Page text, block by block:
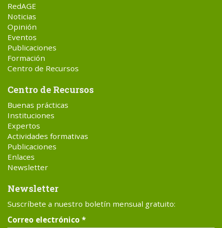
RedAGE
Noticias
Opinión
Eventos
Publicaciones
Formación
Centro de Recursos
Centro de Recursos
Buenas prácticas
Instituciones
Expertos
Actividades formativas
Publicaciones
Enlaces
Newsletter
Newsletter
Suscríbete a nuestro boletín mensual gratuito:
Correo electrónico *